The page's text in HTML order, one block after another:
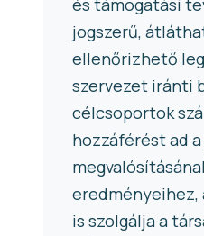
és támogatási
jogszerű,
ellenőrizhető
szervezet iránti
célcsoportok
hozzáférést ad
eredményeihez,
is szolgálja a